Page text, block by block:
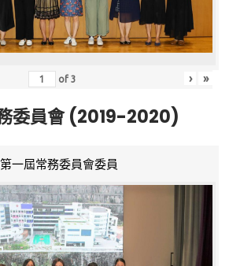
of3 › »
委員會 (2019-2020)
第一屆常務委員會委員